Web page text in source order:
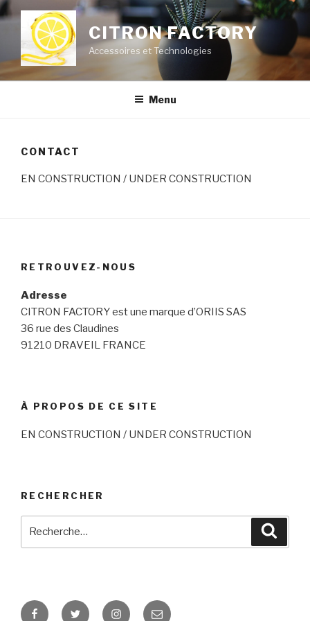
Aller
au
contenu
principal
CITRON FACTORY
Accessoires et Technologies
Menu
CONTACT
EN CONSTRUCTION / UNDER CONSTRUCTION
RETROUVEZ-NOUS
Adresse
CITRON FACTORY est une marque d’ORIIS SAS
36 rue des Claudines
91210 DRAVEIL FRANCE
À PROPOS DE CE SITE
EN CONSTRUCTION / UNDER CONSTRUCTION
RECHERCHER
FacebookTwitter Instagram
E-